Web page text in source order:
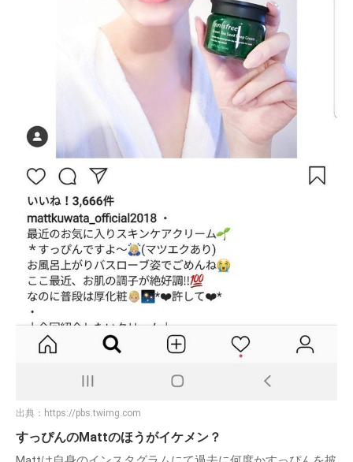
出典： https://pbs.twimg.com
すっぴんのMattのほうがイケメン？